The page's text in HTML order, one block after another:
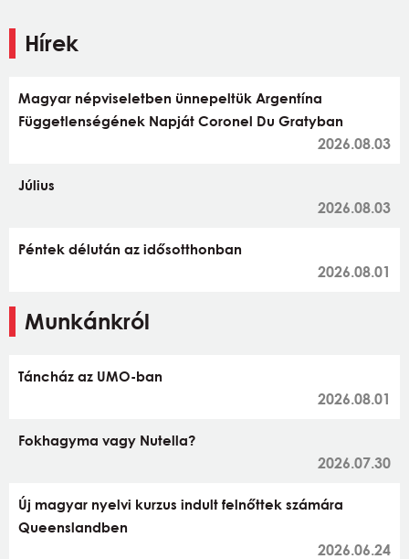
Hírek
Magyar népviseletben ünnepeltük Argentína
Függetlenségének Napját Coronel Du Gratyban
2026.08.03
Július
2026.08.03
Péntek délután az idősotthonban
2026.08.01
Munkánkról
Táncház az UMO-ban
2026.08.01
Fokhagyma vagy Nutella?
2026.07.30
Új magyar nyelvi kurzus indult felnőttek számára
Queenslandben
2026.06.24